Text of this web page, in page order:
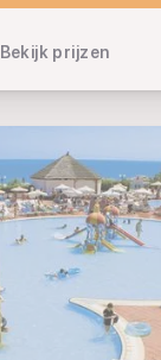
Bekijk prijzen
Bekijk vakantie
Hotel